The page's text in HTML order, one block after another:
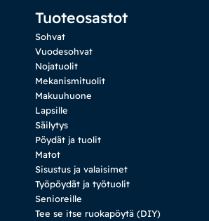
Tuoteosastot
Sohvat
Vuodesohvat
Nojatuolit
Mekanismituolit
Makuuhuone
Lapsille
Säilytys
Pöydät ja tuolit
Matot
Sisustus ja valaisimet
Työpöydät ja työtuolit
Senioreille
Tee se itse ruokapöytä (DIY)